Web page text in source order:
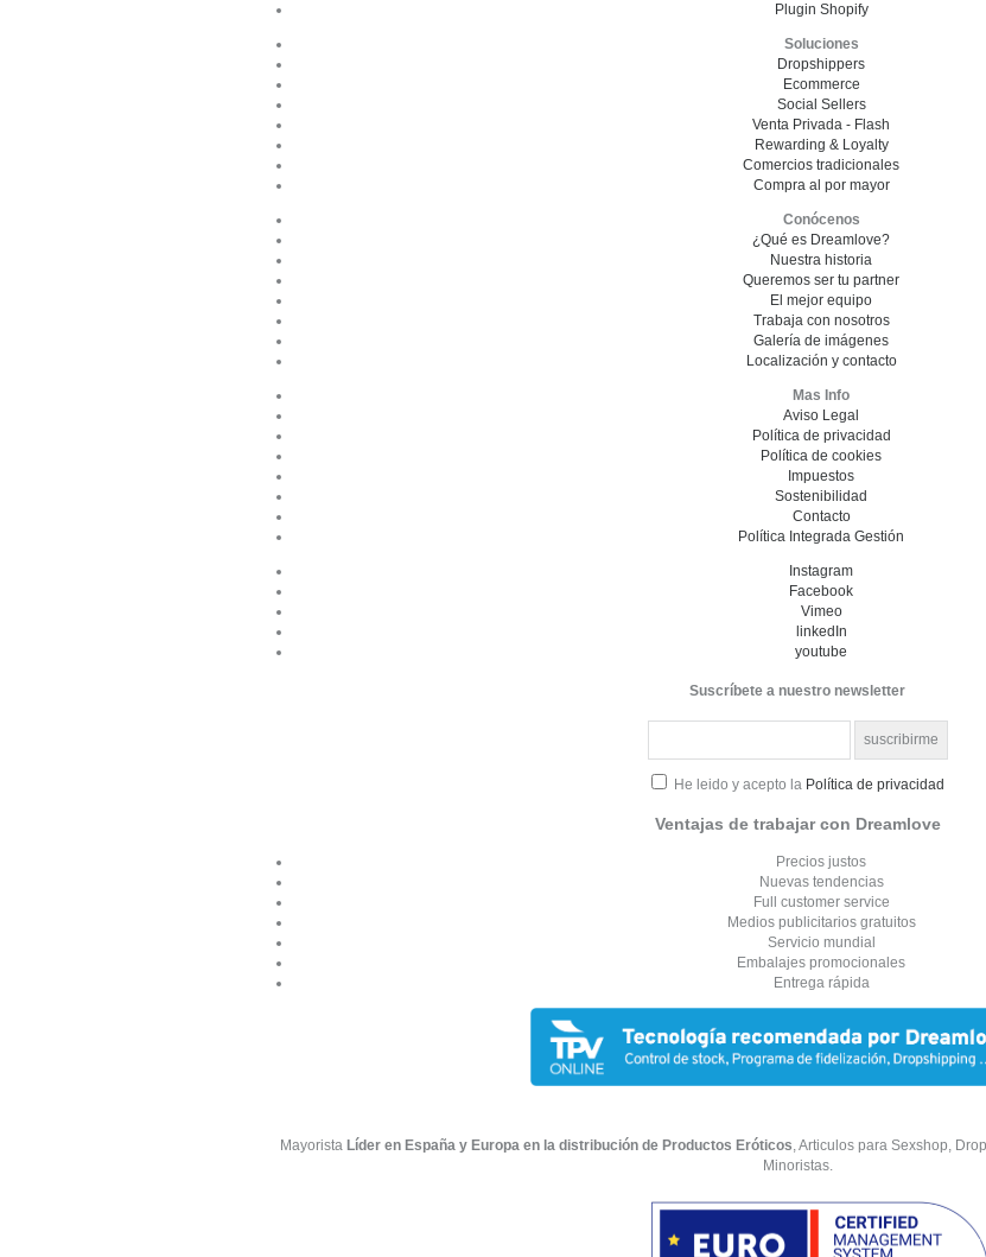
Plugin Shopify
Soluciones
Dropshippers
Ecommerce
Social Sellers
Venta Privada - Flash
Rewarding & Loyalty
Comercios tradicionales
Compra al por mayor
Conócenos
¿Qué es Dreamlove?
Nuestra historia
Queremos ser tu partner
El mejor equipo
Trabaja con nosotros
Galería de imágenes
Localización y contacto
Mas Info
Aviso Legal
Política de privacidad
Política de cookies
Impuestos
Sostenibilidad
Contacto
Política Integrada Gestión
Instagram
Facebook
Vimeo
linkedIn
youtube
Suscríbete a nuestro newsletter
He leido y acepto la Política de privacidad
Ventajas de trabajar con Dreamlove
Precios justos
Nuevas tendencias
Full customer service
Medios publicitarios gratuitos
Servicio mundial
Embalajes promocionales
Entrega rápida
Mayorista Líder en España y Europa en la distribución de Productos Eróticos, Articulos para Sexshop,
Minoristas.